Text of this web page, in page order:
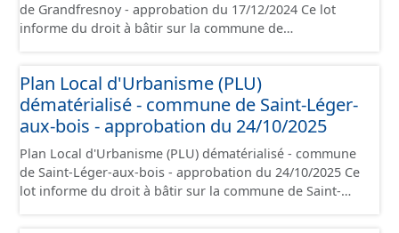
de Grandfresnoy - approbation du 17/12/2024 Ce lot
informe du droit à bâtir sur la commune de
contient les pièces administratives, le rapport de
présentation, le PADD, le règlement (à l'exception des
plans de zonages), les annexes, les orientations
d'aménagement et les données géographiques. Malgré
l'attention portée à la création de ces données, il est
rappelé que seuls les documents papier font foi et sont
opposables d'un point de vue juridique.
Plan Local d'Urbanisme (PLU)
dématérialisé - commune de Saint-Léger-
aux-bois - approbation du 24/10/2025
Plan Local d'Urbanisme (PLU) dématérialisé - commune
de Saint-Léger-aux-bois - approbation du 24/10/2025 Ce
lot informe du droit à bâtir sur la commune de Saint-